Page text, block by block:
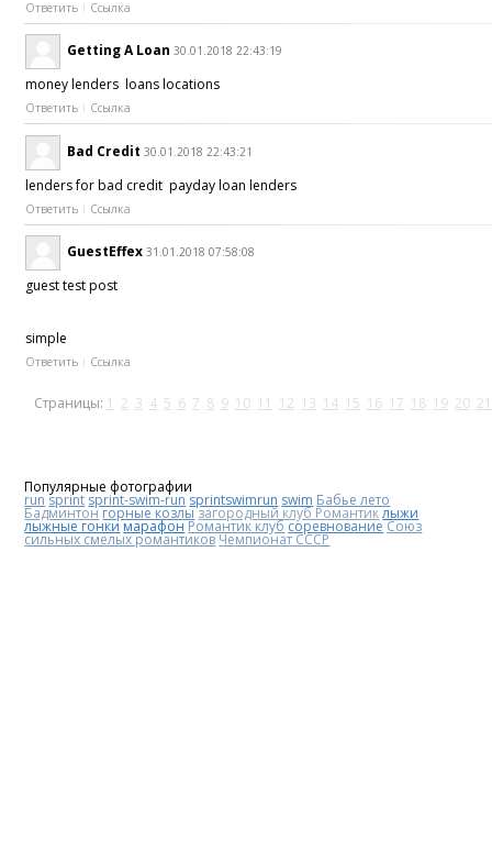
Ответить Ссылка
Getting A Loan 30.01.2018 22:43:19
money lenders loans locations
Ответить Ссылка
Bad Credit 30.01.2018 22:43:21
lenders for bad credit payday loan lenders
Ответить Ссылка
GuestEffex 31.01.2018 07:58:08
guest test post
simple
Ответить Ссылка
Страницы: 1 2 3 4 5 6 7 8 9 10 11 12 13 14 15 16 17 18 19 20 21
Популярные фотографии
run sprint sprint-swim-run sprintswimrun swim Бабье лето
Бадминтонгорные козлы загородный клуб Романтиклыжи
лыжные гонки марафонРомантик клубсоревнованиеСоюз
сильных смелых романтиковЧемпионат СССР